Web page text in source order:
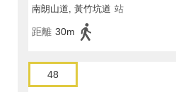
南朗山道, 黃竹坑道 站
距離 30m
48